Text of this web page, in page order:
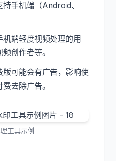
持手机端（Android、
机端轻度视频处理的用
创作者等。
版可能会有广告，影响使
去除广告。
工具示例